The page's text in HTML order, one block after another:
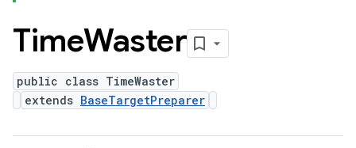
TimeWaster
public class TimeWaster
extends BaseTargetPreparer